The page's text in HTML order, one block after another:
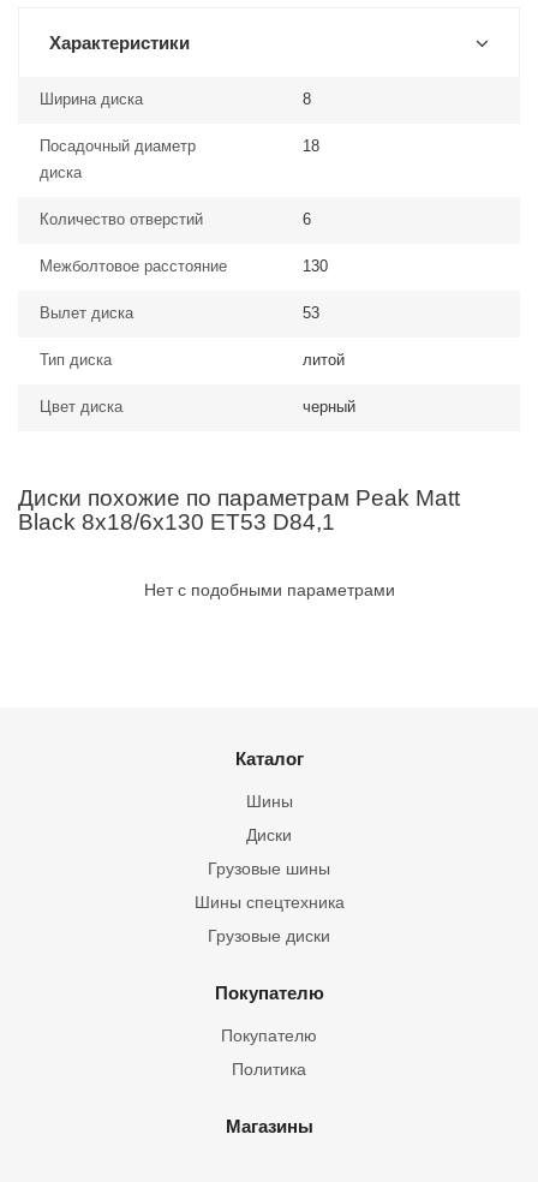
Характеристики
Ширина диска 8
Посадочный диаметр
диска
18
Количество отверстий 6
Межболтовое расстояние 130
Вылет диска 53
Тип диска литой
Цвет диска черный
Диски похожие по параметрам Peak Matt
Black 8x18/6x130 ET53 D84,1
Нет с подобными параметрами
Каталог
Шины
Грузовые шины
Шины спецтехника
Диски
Грузовые диски
Покупателю
Покупателю
Политика
Магазины